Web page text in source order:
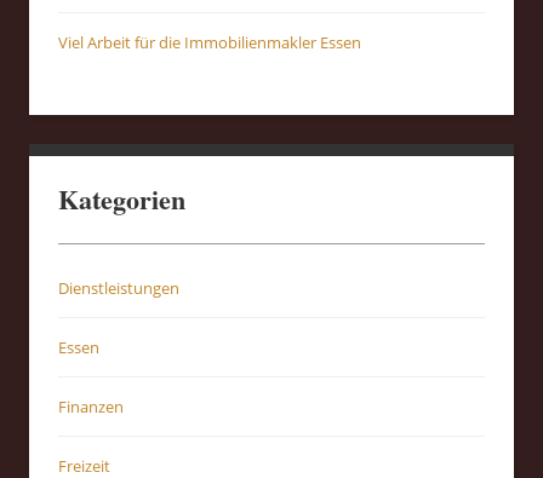
Viel Arbeit für die Immobilienmakler Essen
Kategorien
Dienstleistungen
Essen
Finanzen
Freizeit